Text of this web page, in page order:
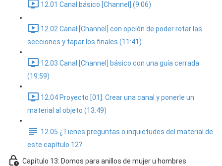
12.01 Canal básico [Channel] (9:06)
12.02 Canal [Channel] con opción de poder rotar las
secciones y tapar los finales (11:41)
12.03 Canal [Channel] básico con una guía cerrada
(19:59)
12.04 Proyecto [01]: Crear una canal y ponerle un
material al objeto (13:49)
12.05 ¿Tienes preguntas o inquietudes del material de
este capítulo 12?
Capítulo 13: Domos para anillos de mujer u hombres